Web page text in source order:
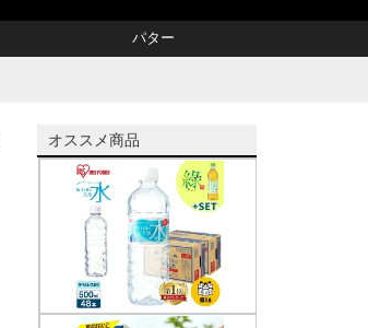
パター
オススメ商品